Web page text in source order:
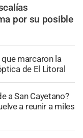
por su posible
marcaron la
de El Litoral
a San Cayetano?
a reunir a miles